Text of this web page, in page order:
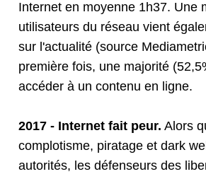
Internet en moyenne 1h37. Une
utilisateurs du réseau vient
sur l'actualité (source
première fois, une majorité
accéder à un contenu en ligne.
2017 - Internet fait peur. Alors
complotisme, piratage et dark
autorités, les défenseurs des